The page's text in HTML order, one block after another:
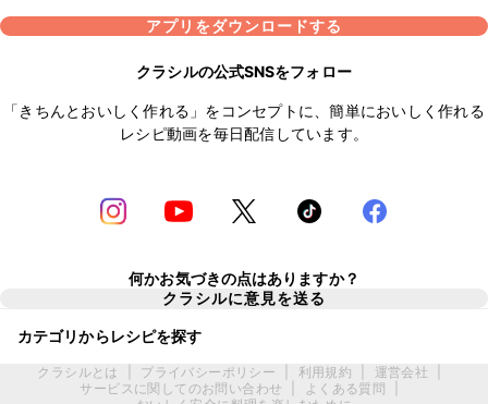
アプリをダウンロードする
クラシルの公式SNSをフォロー
「きちんとおいしく作れる」をコンセプトに、簡単においしく作れる
レシピ動画を毎日配信しています。
何かお気づきの点はありますか？
クラシルに意見を送る
カテゴリからレシピを探す
クラシルとは プライバシーポリシー 利用規約 運営会社
サービスに関してのお問い合わせ
よくある質問